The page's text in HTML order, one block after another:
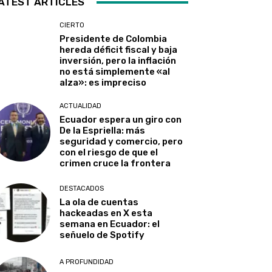
CIERTO
Presidente de Colombia
hereda déficit fiscal y baja
inversión, pero la inflación
no está simplemente «al
alza»: es impreciso
ACTUALIDAD
Ecuador espera un giro con
De la Espriella: más
seguridad y comercio, pero
con el riesgo de que el
crimen cruce la frontera
DESTACADOS
La ola de cuentas
hackeadas en X esta
semana en Ecuador: el
señuelo de Spotify
A PROFUNDIDAD